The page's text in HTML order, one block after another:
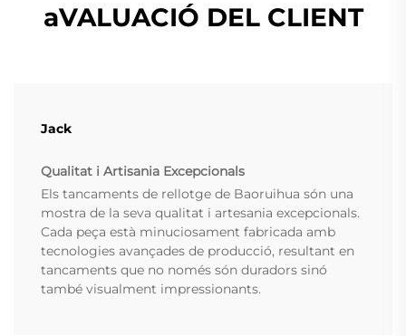
aVALUACIÓ DEL CLIENT
Jack
Qualitat i Artisania Excepcionals
Els tancaments de rellotge de Baoruihua són una
mostra de la seva qualitat i artesania excepcionals.
Cada peça està minuciosament fabricada amb
tecnologies avançades de producció, resultant en
tancaments que no només són duradors sinó
també visualment impressionants.